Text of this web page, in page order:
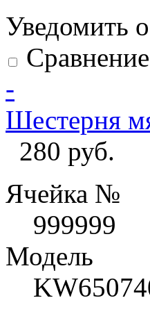
Уведомить
Сравнение
-
Шестерня
280 руб.
Ячейка №
999999
Модель